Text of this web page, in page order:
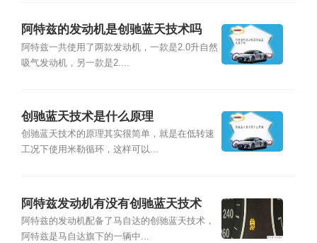
阿特兹的发动机是创驰蓝天技术吗
阿特兹一共使用了两款发动机，一款是2.0升自然
吸气发动机，另一款是2....
创驰蓝天技术是什么原理
创驰蓝天技术的原理其实很简单，就是在低转速
工况下使用米勒循环，这样可以...
阿特兹发动机有没有创驰蓝天技术
阿特兹的发动机配备了马自达的创驰蓝天技术，
阿特兹是马自达旗下的一辆中...